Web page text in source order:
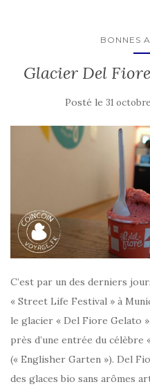
BONNES
Glacier Del
Posté le 31
C’est par un des derniers
« Street Life Festival » à
le glacier « Del Fiore Gelato
près d’une entrée du célèbre
(« Englisher Garten »). Del
des glaces bio sans arômes